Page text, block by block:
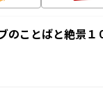
のことばと絶景１